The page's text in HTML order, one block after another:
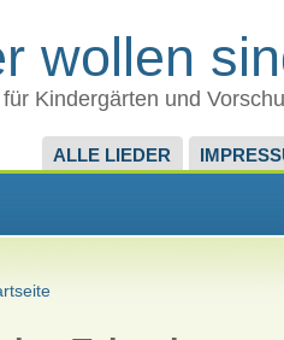
wollen
Kindergärten und
ALLE LIEDER